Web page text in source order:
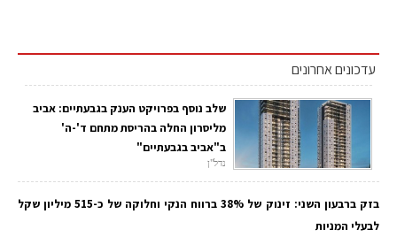
עדכונים אחרונים
שלב נוסף בפרויקט הענק בגבעתיים: אביב
מליסרון החלה בהריסת מתחם ד'-ה'
ב"אביב בגבעתיים"
נדל"ן
בזק ברבעון השני: זינוק של 38% ברווח הנקי וחלוקה של כ-515 מיליון שקל
לבעלי המניות